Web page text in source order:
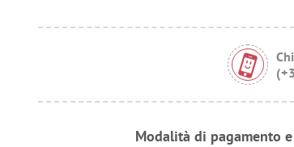
Modalità di pagamento